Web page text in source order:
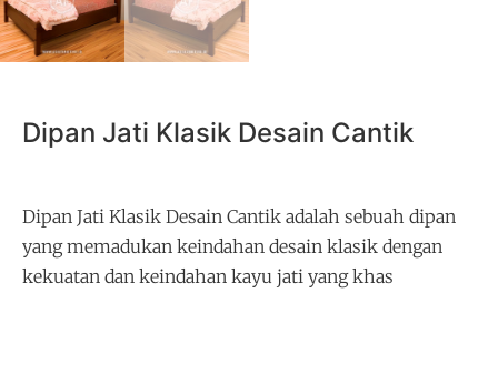
Dipan Jati Klasik Desain Cantik
Dipan Jati Klasik Desain Cantik adalah sebuah dipan
yang memadukan keindahan desain klasik dengan
kekuatan dan keindahan kayu jati yang khas